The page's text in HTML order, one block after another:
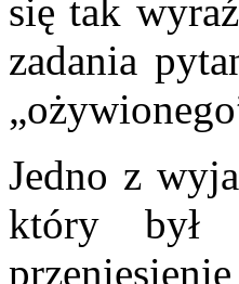
się tak
zadania
Jedno z
który był